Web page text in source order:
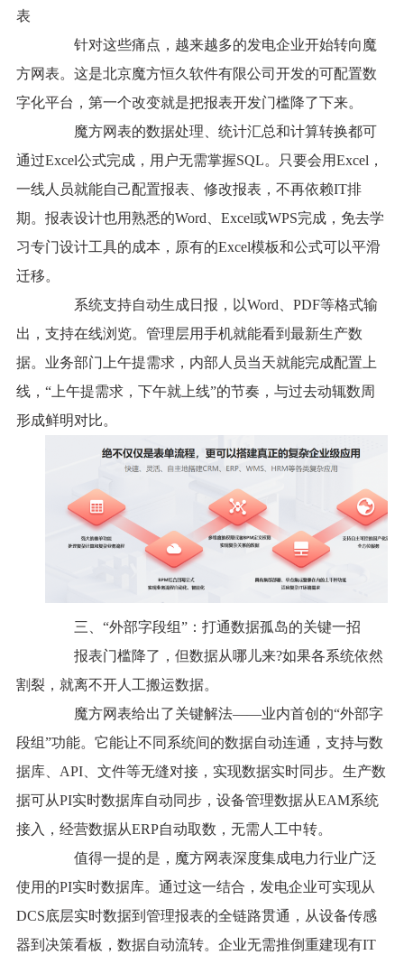
表
针对这些痛点，越来越多的发电企业开始转向魔
方网表。这是北京魔方恒久软件有限公司开发的可配置数
字化平台，第一个改变就是把报表开发门槛降了下来。
魔方网表的数据处理、统计汇总和计算转换都可
通过Excel公式完成，用户无需掌握SQL。只要会用Excel，
一线人员就能自己配置报表、修改报表，不再依赖IT排
期。报表设计也用熟悉的Word、Excel或WPS完成，免去学
习专门设计工具的成本，原有的Excel模板和公式可以平滑
迁移。
系统支持自动生成日报，以Word、PDF等格式输
出，支持在线浏览。管理层用手机就能看到最新生产数
据。业务部门上午提需求，内部人员当天就能完成配置上
线，“上午提需求，下午就上线”的节奏，与过去动辄数周
形成鲜明对比。
三、“外部字段组”：打通数据孤岛的关键一招
报表门槛降了，但数据从哪儿来?如果各系统依然
割裂，就离不开人工搬运数据。
魔方网表给出了关键解法——业内首创的“外部字
段组”功能。它能让不同系统间的数据自动连通，支持与数
据库、API、文件等无缝对接，实现数据实时同步。生产数
据可从PI实时数据库自动同步，设备管理数据从EAM系统
接入，经营数据从ERP自动取数，无需人工中转。
值得一提的是，魔方网表深度集成电力行业广泛
使用的PI实时数据库。通过这一结合，发电企业可实现从
DCS底层实时数据到管理报表的全链路贯通，从设备传感
器到决策看板，数据自动流转。企业无需推倒重建现有IT